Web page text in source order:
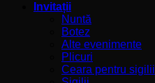
Invitații
Nuntă
Botez
Alte evenimente
Plicuri
Ceara pentru sigilii